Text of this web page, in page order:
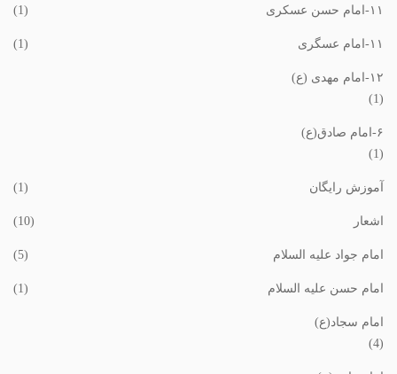
١١-امام حسن عسکری (1)
١١-امام عسگری (1)
١٢-امام مهدی (ع)
(1)
۶-امام صادق(ع)
(1)
آموزش رایگان (1)
اشعار (10)
امام جواد علیه السلام (5)
امام حسن علیه السلام (1)
امام سجاد(ع)
(4)